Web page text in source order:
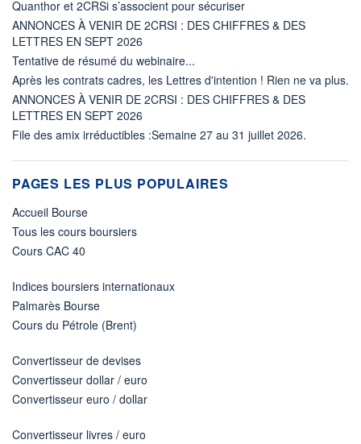
Quanthor et 2CRSi s’associent pour sécuriser
ANNONCES À VENIR DE 2CRSI : DES CHIFFRES & DES
LETTRES EN SEPT 2026
Tentative de résumé du webinaire...
Après les contrats cadres, les Lettres d'intention ! Rien ne va plus.
ANNONCES À VENIR DE 2CRSI : DES CHIFFRES & DES
LETTRES EN SEPT 2026
File des amix irréductibles :Semaine 27 au 31 juillet 2026.
PAGES LES PLUS POPULAIRES
Accueil Bourse
Tous les cours boursiers
Cours CAC 40
Indices boursiers internationaux
Palmarès Bourse
Cours du Pétrole (Brent)
Convertisseur de devises
Convertisseur dollar / euro
Convertisseur euro / dollar
Convertisseur livres / euro